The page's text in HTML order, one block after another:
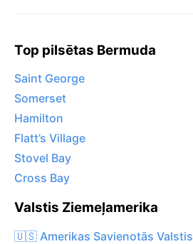
Top pilsētas Bermuda
Saint George
Somerset
Hamilton
Flatt’s Village
Stovel Bay
Cross Bay
Valstis Ziemeļamerika
🇺🇸 Amerikas Savienotās Valstis